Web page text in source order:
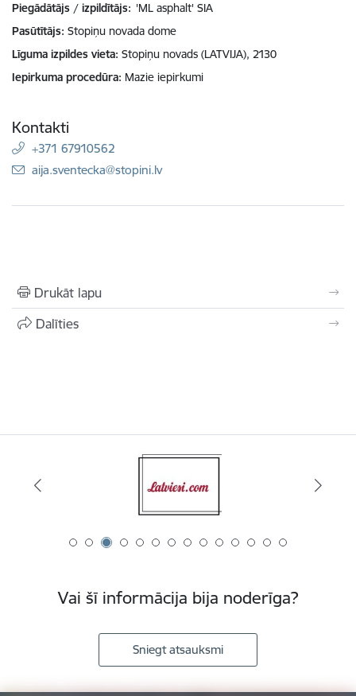
Piegādātājs / izpildītājs: 'ML asphalt' SIA
Pasūtītājs Stopiņu novada dome
Līguma izpildes vieta Stopiņu novads (LATVIJA), 2130
Iepirkuma procedūra Mazie iepirkumi
Kontakti
+371 67910562
E-pasts:
aija.sventecka@stopini.lv
Drukāt lapu
Dalīties
Vai šī informācija bija noderīga?
Sniegt atsauksmi